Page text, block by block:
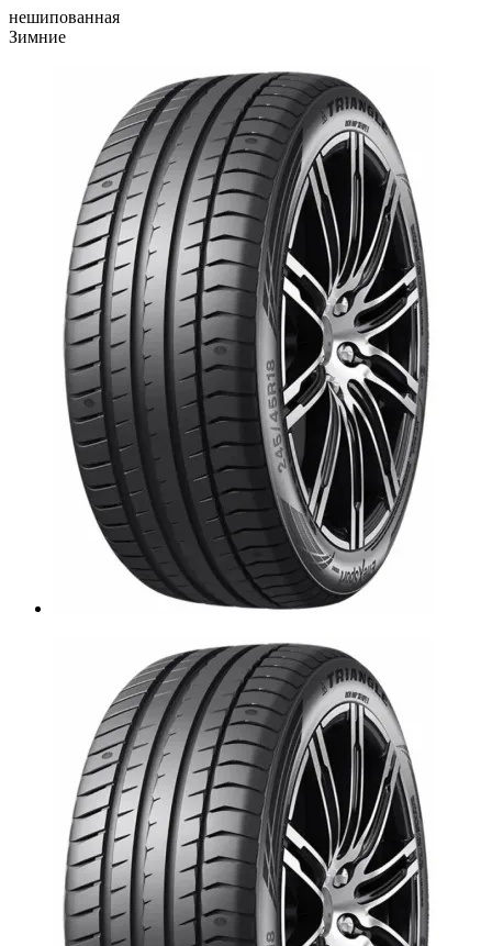
нешипованная
Зимние